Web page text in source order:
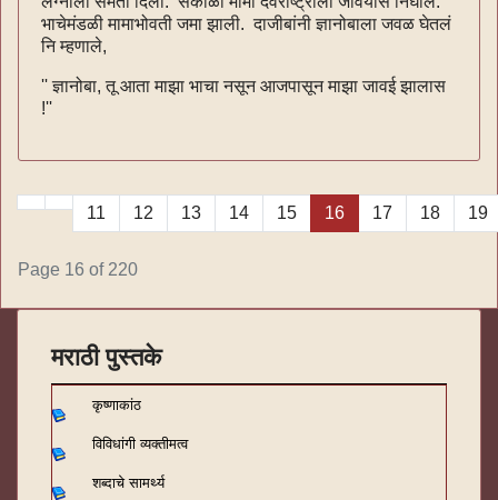
भाचेमंडळी मामाभोवती जमा झाली. दाजीबांनी ज्ञानोबाला जवळ घेतलं
नि म्हणाले,
'' ज्ञानोबा, तू आता माझा भाचा नसून आजपासून माझा जावई झालास
!''
11 12 13 14 15 16 17 18 19
Page 16 of 220
मराठी पुस्तके
कृष्णाकांठ
विविधांगी व्यक्तीमत्व
शब्दाचे सामर्थ्य